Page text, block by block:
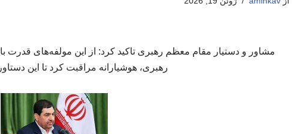
مشاور و دستیار مقام معظم رهبری تاکید کرد: از این مولفه‌های قدرت
رهبری، هوشیارانه مراقبت کرد تا این